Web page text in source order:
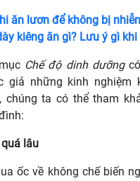
ăn lươn để không bị
kiêng ăn gì? Lưu ý gì
Chế độ dinh dưỡng
giả những kinh nghiệm
chúng ta có thể tham
lâu
ốc về không chế biến